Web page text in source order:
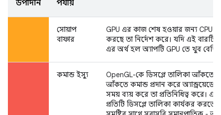
উপাদান পর্যায়
সোয়াপ
বাফার
GPU এর কাজ শেষ হওয়ার জন্য CPU
করছে তা নির্দেশ করে। যদি এই বারটি
এর অর্থ হল অ্যাপটি GPU তে খুব
কমান্ড ইস্যু
OpenGL-কে ডিসপ্লে তালিকা আঁকতে
আঁকতে কমান্ড প্রদান করে অ্যান্ড্রয়েডের
সময় ব্যয় করে তা প্রতিনিধিত্ব করে। এই
প্রতিটি ডিসপ্লে তালিকা কার্যকর করতে